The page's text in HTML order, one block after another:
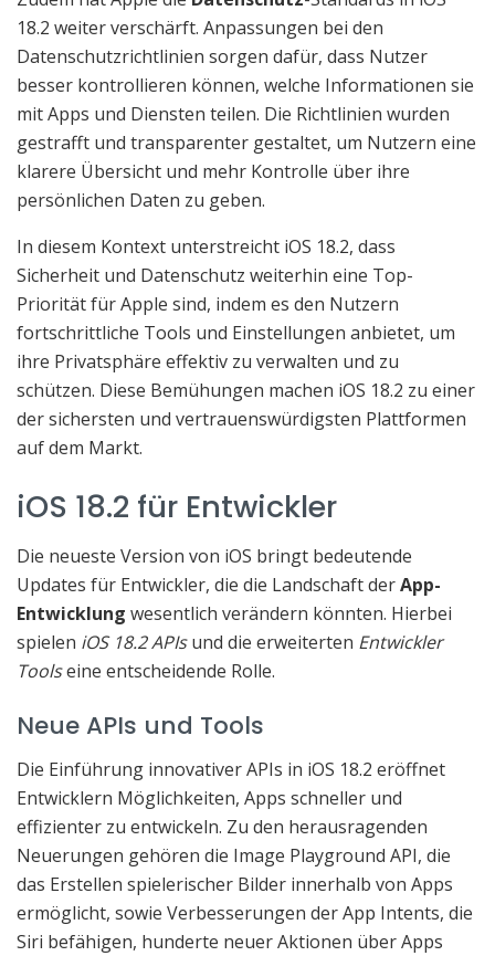
18.2 weiter verschärft. Anpassungen bei den
Datenschutzrichtlinien sorgen dafür, dass Nutzer
besser kontrollieren können, welche Informationen sie
mit Apps und Diensten teilen. Die Richtlinien wurden
gestrafft und transparenter gestaltet, um Nutzern eine
klarere Übersicht und mehr Kontrolle über ihre
persönlichen Daten zu geben.
In diesem Kontext unterstreicht iOS 18.2, dass
Sicherheit und Datenschutz weiterhin eine Top-
Priorität für Apple sind, indem es den Nutzern
fortschrittliche Tools und Einstellungen anbietet, um
ihre Privatsphäre effektiv zu verwalten und zu
schützen. Diese Bemühungen machen iOS 18.2 zu einer
der sichersten und vertrauenswürdigsten Plattformen
auf dem Markt.
iOS 18.2 für Entwickler
Die neueste Version von iOS bringt bedeutende
Updates für Entwickler, die die Landschaft derApp-
Entwicklung wesentlich verändern könnten. Hierbei
spielen iOS 18.2 APIsund die erweiterten Entwickler
Toolseine entscheidende Rolle.
Neue APIs und Tools
Die Einführung innovativer APIs in iOS 18.2 eröffnet
Entwicklern Möglichkeiten, Apps schneller und
effizienter zu entwickeln. Zu den herausragenden
Neuerungen gehören die Image Playground API, die
das Erstellen spielerischer Bilder innerhalb von Apps
ermöglicht, sowie Verbesserungen der App Intents, die
Siri befähigen, hunderte neuer Aktionen über Apps